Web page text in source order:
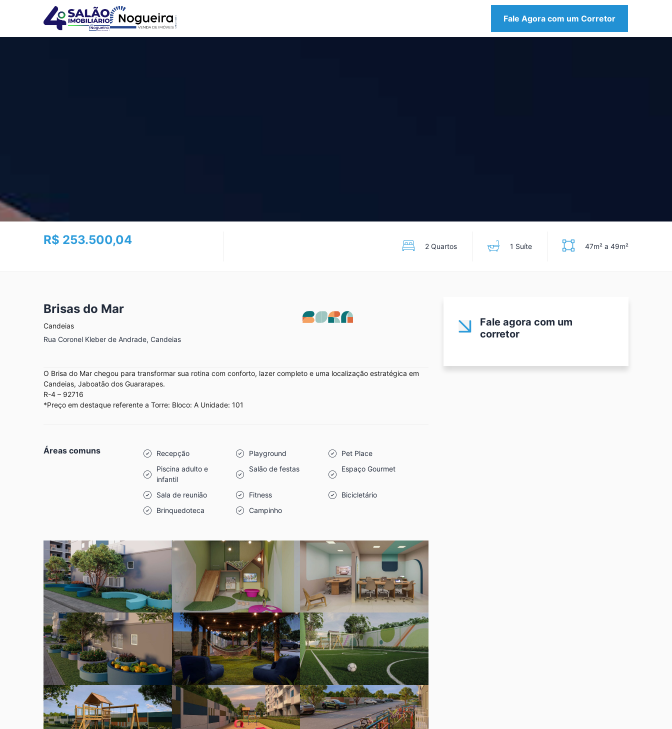
Fale Agora com um Corretor
R$ 253.500,04 2 Quartos 1 Suíte 47m² a 49m²
Brisas do Mar
Candeias
Rua Coronel Kleber de Andrade, Candeias
O Brisa do Mar chegou para transformar sua rotina com conforto, lazer completo e uma localização estratégica em
Candeias, Jaboatão dos Guararapes.
R-4 – 92716
*Preço em destaque referente a Torre: Bloco: A Unidade: 101
Áreas comuns Recepção Playground
Pet Place
Piscina adulto e
infantil
Salão de festas Espaço Gourmet
Sala de reunião Fitness
Bicicletário
Brinquedoteca
Campinho
Fale agora com um
corretor